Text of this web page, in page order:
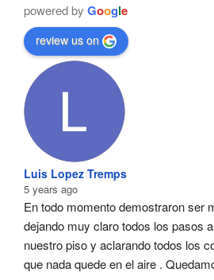
powered by Google
review us on
Luis Lopez Tremps
5 years ago
En todo momento demostraron ser
dejando muy claro todos los pasos
nuestro piso y aclarando todos los
que nada quede en el aire .